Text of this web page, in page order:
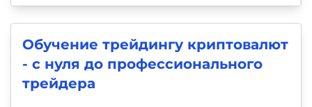
Обучение трейдингу криптовалют
- с нуля до профессионального
трейдера